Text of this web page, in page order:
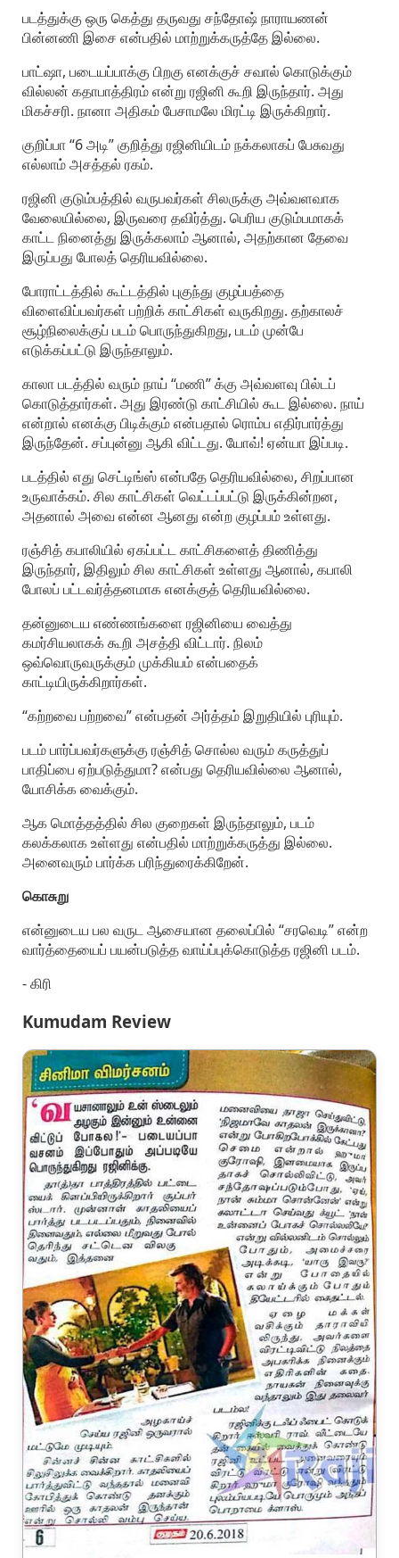
படத்துக்கு ஒரு கெத்து தருவது சந்தோஷ் நாராயணன்
பின்னணி இசை என்பதில் மாற்றுக்கருத்தே இல்லை.
பாட்ஷா, படையப்பாக்கு பிறகு எனக்குச் சவால் கொடுக்கும்
வில்லன் கதாபாத்திரம் என்று ரஜினி கூறி இருந்தார். அது
மிகச்சரி. நானா அதிகம் பேசாமலே மிரட்டி இருக்கிறார்.
குறிப்பா “6 அடி” குறித்து ரஜினியிடம் நக்கலாகப் பேசுவது
எல்லாம் அசத்தல் ரகம்.
ரஜினி குடும்பத்தில் வருபவர்கள் சிலருக்கு அவ்வளவாக
வேலையில்லை, இருவரை தவிர்த்து. பெரிய குடும்பமாகக்
காட்ட நினைத்து இருக்கலாம் ஆனால், அதற்கான தேவை
இருப்பது போலத் தெரியவில்லை.
போராட்டத்தில் கூட்டத்தில் புகுந்து குழப்பத்தை
விளைவிப்பவர்கள் பற்றிக் காட்சிகள் வருகிறது. தற்காலச்
சூழ்நிலைக்குப் படம் பொருந்துகிறது, படம் முன்பே
எடுக்கப்பட்டு இருந்தாலும்.
காலா படத்தில் வரும் நாய் “மணி” க்கு அவ்வளவு பில்டப்
கொடுத்தார்கள். அது இரண்டு காட்சியில் கூட இல்லை. நாய்
என்றால் எனக்கு பிடிக்கும் என்பதால் ரொம்ப எதிர்பார்த்து
இருந்தேன். சப்புன்னு ஆகி விட்டது. யோவ்! ஏன்யா இப்படி.
படத்தில் எது செட்டிங்ஸ் என்பதே தெரியவில்லை, சிறப்பான
உருவாக்கம். சில காட்சிகள் வெட்டப்பட்டு இருக்கின்றன,
அதனால் அவை என்ன ஆனது என்ற குழப்பம் உள்ளது.
ரஞ்சித் கபாலியில் ஏகப்பட்ட காட்சிகளைத் திணித்து
இருந்தார், இதிலும் சில காட்சிகள் உள்ளது ஆனால், கபாலி
போலப் பட்டவர்த்தனமாக எனக்குத் தெரியவில்லை.
தன்னுடைய எண்ணங்களை ரஜினியை வைத்து
கமர்சியலாகக் கூறி அசத்தி விட்டார். நிலம்
ஒவ்வொருவருக்கும் முக்கியம் என்பதைக்
காட்டியிருக்கிறார்கள்.
“கற்றவை பற்றவை” என்பதன் அர்த்தம் இறுதியில் புரியும்.
படம் பார்ப்பவர்களுக்கு ரஞ்சித் சொல்ல வரும் கருத்துப்
பாதிப்பை ஏற்படுத்துமா? என்பது தெரியவில்லை ஆனால்,
யோசிக்க வைக்கும்.
ஆக மொத்தத்தில் சில குறைகள் இருந்தாலும், படம்
கலக்கலாக உள்ளது என்பதில் மாற்றுக்கருத்து இல்லை.
அனைவரும் பார்க்க பரிந்துரைக்கிறேன்.
கொசுறு
என்னுடைய பல வருட ஆசையான தலைப்பில் “சரவெடி” என்ற
வார்த்தையைப் பயன்படுத்த வாய்ப்புக்கொடுத்த ரஜினி படம்.
- கிரி
Kumudam Review